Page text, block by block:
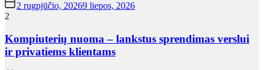
2 rugpjūčio, 20269 liepos, 2026
2
Kompiuterių nuoma – lankstus sprendimas verslui
ir privatiems klientams